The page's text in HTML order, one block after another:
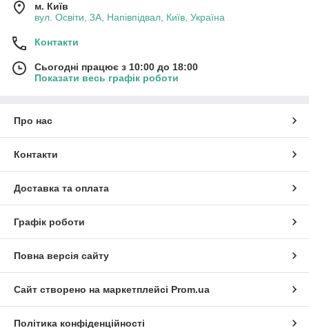
м. Київ
вул. Освіти, 3А, Напівпідвал, Київ, Україна
Контакти
Сьогодні працює з 10:00 до 18:00
Показати весь графік роботи
Про нас
Контакти
Доставка та оплата
Графік роботи
Повна версія сайту
Сайт створено на маркетплейсі Prom.ua
Політика конфіденційності